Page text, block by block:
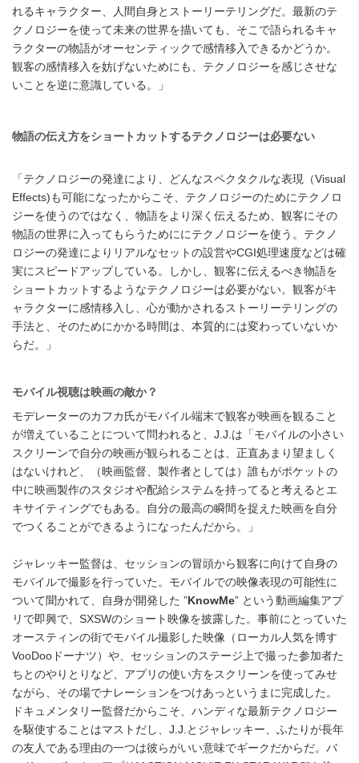
れるキャラクター、人間自身とストーリーテリングだ。最新のテ
クノロジーを使って未来の世界を描いても、そこで語られるキャ
ラクターの物語がオーセンティックで感情移入できるかどうか。
観客の感情移入を妨げないためにも、テクノロジーを感じさせな
いことを逆に意識している。」
物語の伝え方をショートカットするテクノロジーは必要ない
「テクノロジーの発達により、どんなスペクタクルな表現（Visual
Effects)も可能になったからこそ、テクノロジーのためにテクノロ
ジーを使うのではなく、物語をより深く伝えるため、観客にその
物語の世界に入ってもらうためににテクノロジーを使う。テクノ
ロジーの発達によりリアルなセットの設営やCGI処理速度などは確
実にスピードアップしている。しかし、観客に伝えるべき物語を
ショートカットするようなテクノロジーは必要がない。観客がキ
ャラクターに感情移入し、心が動かされるストーリーテリングの
手法と、そのためにかかる時間は、本質的には変わっていないか
らだ。」
モバイル視聴は映画の敵か？
モデレーターのカフカ氏がモバイル端末で観客が映画を観ること
が増えていることについて問われると、J.J.は「モバイルの小さい
スクリーンで自分の映画が観られることは、正直あまり望ましく
はないけれど、（映画監督、製作者としては）誰もがポケットの
中に映画製作のスタジオや配給システムを持ってると考えるとエ
キサイティングでもある。自分の最高の瞬間を捉えた映画を自分
でつくることができるようになったんだから。」
ジャレッキー監督は、セッションの冒頭から観客に向けて自身の
モバイルで撮影を行っていた。モバイルでの映像表現の可能性に
ついて聞かれて、自身が開発した ”KnowMe” という動画編集アプ
リで即興で、SXSWのショート映像を披露した。事前にとっていた
オースティンの街でモバイル撮影した映像（ローカル人気を博す
VooDooドーナツ）や、セッションのステージ上で撮った参加者た
ちとのやりとりなど、アプリの使い方をスクリーンを使ってみせ
ながら、その場でナレーションをつけあっというまに完成した。
ドキュメンタリー監督だからこそ、ハンディな最新テクノロジー
を駆使することはマストだし、J.J.とジャレッキー、ふたりが長年
の友人である理由の一つは彼らがいい意味でギークだからだ。バ